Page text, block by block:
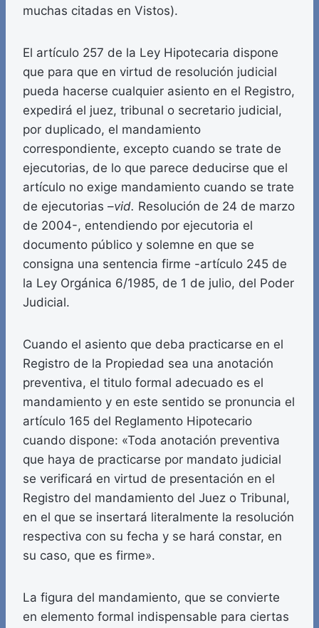
muchas citadas en Vistos).
El artículo 257 de la Ley Hipotecaria dispone
que para que en virtud de resolución judicial
pueda hacerse cualquier asiento en el Registro,
expedirá el juez, tribunal o secretario judicial,
por duplicado, el mandamiento
correspondiente, excepto cuando se trate de
ejecutorias, de lo que parece deducirse que el
artículo no exige mandamiento cuando se trate
de ejecutorias –vid. Resolución de 24 de marzo
de 2004-, entendiendo por ejecutoria el
documento público y solemne en que se
consigna una sentencia firme -artículo 245 de
la Ley Orgánica 6/1985, de 1 de julio, del Poder
Judicial.
Cuando el asiento que deba practicarse en el
Registro de la Propiedad sea una anotación
preventiva, el titulo formal adecuado es el
mandamiento y en este sentido se pronuncia el
artículo 165 del Reglamento Hipotecario
cuando dispone: «Toda anotación preventiva
que haya de practicarse por mandato judicial
se verificará en virtud de presentación en el
Registro del mandamiento del Juez o Tribunal,
en el que se insertará literalmente la resolución
respectiva con su fecha y se hará constar, en
su caso, que es firme».
La figura del mandamiento, que se convierte
en elemento formal indispensable para ciertas